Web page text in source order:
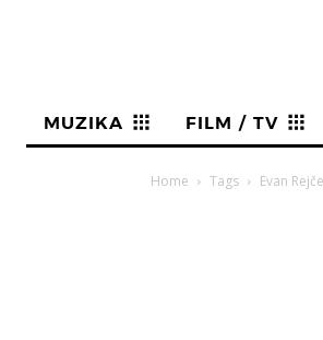
MUZIKA FILM / TV
Home Tags Evan